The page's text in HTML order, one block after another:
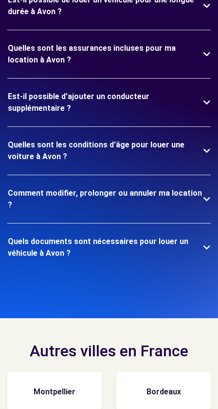
durée à Avon ?
Quelles sont les assurances incluses pour ma
location à Avon ?
Est-il possible d'ajouter un conducteur
supplémentaire ?
Quelles sont les conditions d'âge pour louer une
voiture à Avon ?
Comment modifier, prolonger ou annuler ma location
?
Quels documents sont nécessaires pour louer un
véhicule à Avon ?
Autres villes en France
Montpellier Bordeaux